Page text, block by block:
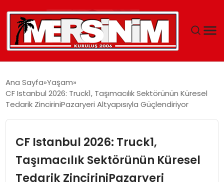
YAŞAM
EĞITIM
Ana Sayfa Yaşam
CF Istanbul 2026: Truck1, Taşımacılık Sektörünün Küresel
Tedarik ZinciriniPazaryeri Altyapısıyla Güçlendiriyor
CF Istanbul 2026: Truck1,
Taşımacılık Sektörünün Küresel
Tedarik ZinciriniPazaryeri